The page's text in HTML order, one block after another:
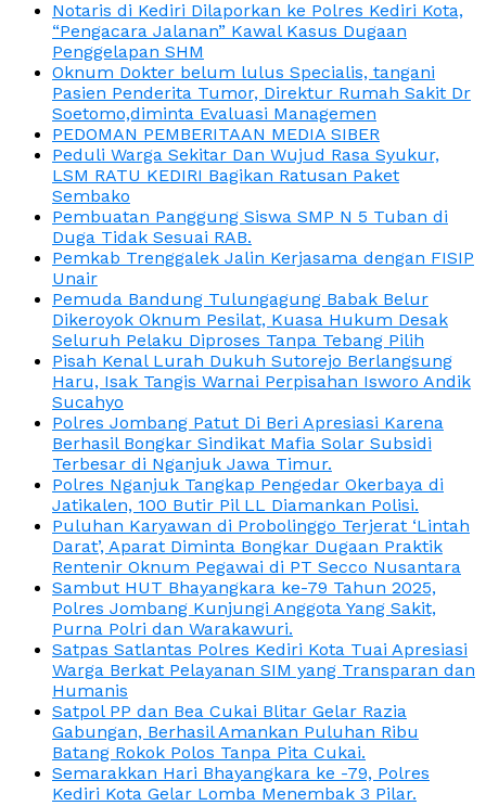
Notaris di Kediri Dilaporkan ke Polres Kediri Kota,
“Pengacara Jalanan” Kawal Kasus Dugaan
Penggelapan SHM
Oknum Dokter belum lulus Specialis, tangani
Pasien Penderita Tumor, Direktur Rumah Sakit Dr
Soetomo,diminta Evaluasi Managemen
PEDOMAN PEMBERITAAN MEDIA SIBER
Peduli Warga Sekitar Dan Wujud Rasa Syukur,
LSM RATU KEDIRI Bagikan Ratusan Paket
Sembako
Pembuatan Panggung Siswa SMP N 5 Tuban di
Duga Tidak Sesuai RAB.
Pemkab Trenggalek Jalin Kerjasama dengan FISIP
Unair
Pemuda Bandung Tulungagung Babak Belur
Dikeroyok Oknum Pesilat, Kuasa Hukum Desak
Seluruh Pelaku Diproses Tanpa Tebang Pilih
Pisah Kenal Lurah Dukuh Sutorejo Berlangsung
Haru, Isak Tangis Warnai Perpisahan Isworo Andik
Sucahyo
Polres Jombang Patut Di Beri Apresiasi Karena
Berhasil Bongkar Sindikat Mafia Solar Subsidi
Terbesar di Nganjuk Jawa Timur.
Polres Nganjuk Tangkap Pengedar Okerbaya di
Jatikalen, 100 Butir Pil LL Diamankan Polisi.
Puluhan Karyawan di Probolinggo Terjerat ‘Lintah
Darat’, Aparat Diminta Bongkar Dugaan Praktik
Rentenir Oknum Pegawai di PT Secco Nusantara
Sambut HUT Bhayangkara ke-79 Tahun 2025,
Polres Jombang Kunjungi Anggota Yang Sakit,
Purna Polri dan Warakawuri.
Satpas Satlantas Polres Kediri Kota Tuai Apresiasi
Warga Berkat Pelayanan SIM yang Transparan dan
Humanis
Satpol PP dan Bea Cukai Blitar Gelar Razia
Gabungan, Berhasil Amankan Puluhan Ribu
Batang Rokok Polos Tanpa Pita Cukai.
Semarakkan Hari Bhayangkara ke -79, Polres
Kediri Kota Gelar Lomba Menembak 3 Pilar.